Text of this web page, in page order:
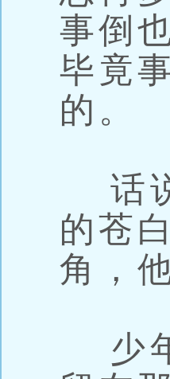
事倒
毕竟
的。
话说
的苍
角，
少年